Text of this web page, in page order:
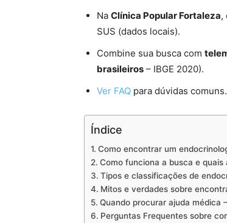
Na Clínica Popular Fortaleza,
SUS (dados locais).
Combine sua busca com
brasileiros – IBGE 2020).
Ver FAQ para dúvidas comuns.
Índice
Como encontrar um
Como funciona a busca e
Tipos e classificações de
Mitos e verdades sobre
Quando procurar ajuda médica
Perguntas Frequentes sobre